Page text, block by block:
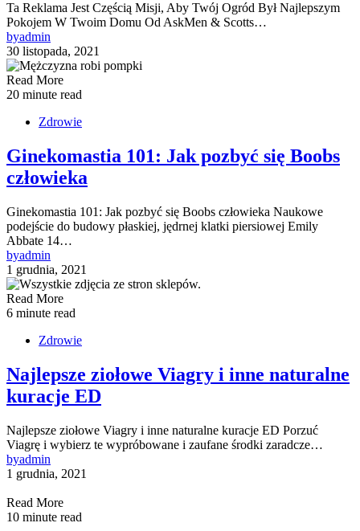
Ta Reklama Jest Częścią Misji, Aby Twój Ogród Był Najlepszym
Pokojem W Twoim Domu Od AskMen & Scotts…
byadmin
30 listopada, 2021
Read More
20 minute read
Zdrowie
Ginekomastia 101: Jak pozbyć się Boobs
człowieka
Ginekomastia 101: Jak pozbyć się Boobs człowieka Naukowe
podejście do budowy płaskiej, jędrnej klatki piersiowej Emily
Abbate 14…
byadmin
1 grudnia, 2021
Read More
6 minute read
Zdrowie
Najlepsze ziołowe Viagry i inne naturalne
kuracje ED
Najlepsze ziołowe Viagry i inne naturalne kuracje ED Porzuć
Viagrę i wybierz te wypróbowane i zaufane środki zaradcze…
byadmin
1 grudnia, 2021
Read More
10 minute read